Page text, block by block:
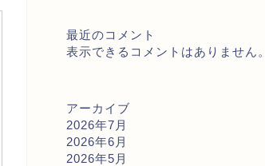
最近のコメント
表示できるコメントはありません。
アーカイブ
2026年7月
2026年6月
2026年5月